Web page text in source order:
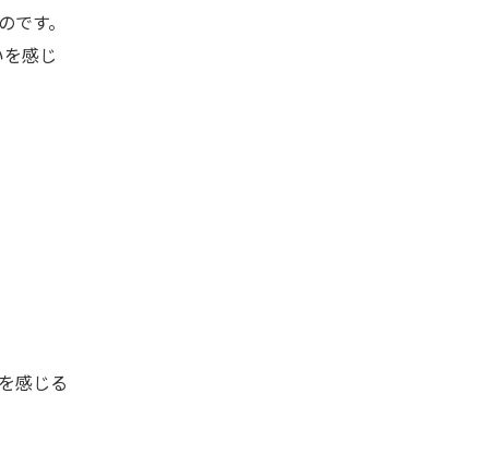
す。
感じ
感じる